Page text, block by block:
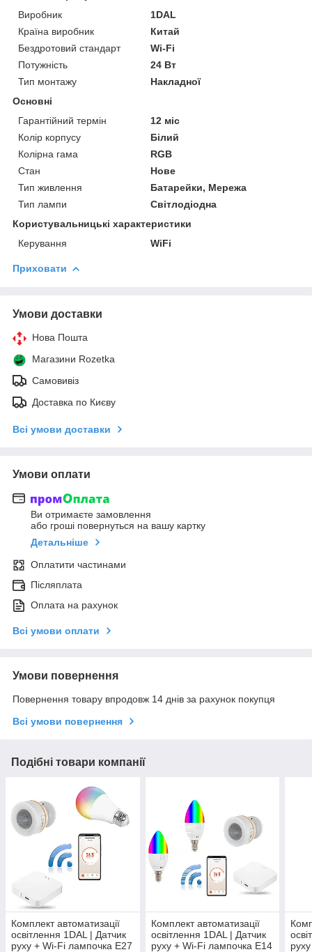
Виробник
1DAL
Країна виробник
Китай
Бездротовий стандарт
Wi-Fi
Потужність
24 Вт
Тип монтажу
Накладної
Основні
Гарантійний термін
12 міс
Колір корпусу
Білий
Колірна гама
RGB
Стан
Нове
Тип живлення
Батарейки, Мережа
Тип лампи
Світлодіодна
Користувальницькі характеристики
Керування
WiFi
Приховати
Умови доставки
Нова Пошта
Магазини Rozetka
Самовивіз
Доставка по Києву
Всі умови доставки
Умови оплати
Ви отримаєте замовлення
або гроші повернуться на вашу картку
Детальніше
Оплатити частинами
Післяплата
Оплата на рахунок
Всі умови оплати
Умови повернення
Повернення товару впродовж 14 днів за рахунок покупця
Всі умови повернення
Подібні товари компанії
Комплект автоматизації
освітлення 1DAL | Датчик
руху + Wi-Fi лампочка E27
Комплект автоматизації
освітлення 1DAL | Датчик
руху + Wi-Fi лампочка E14